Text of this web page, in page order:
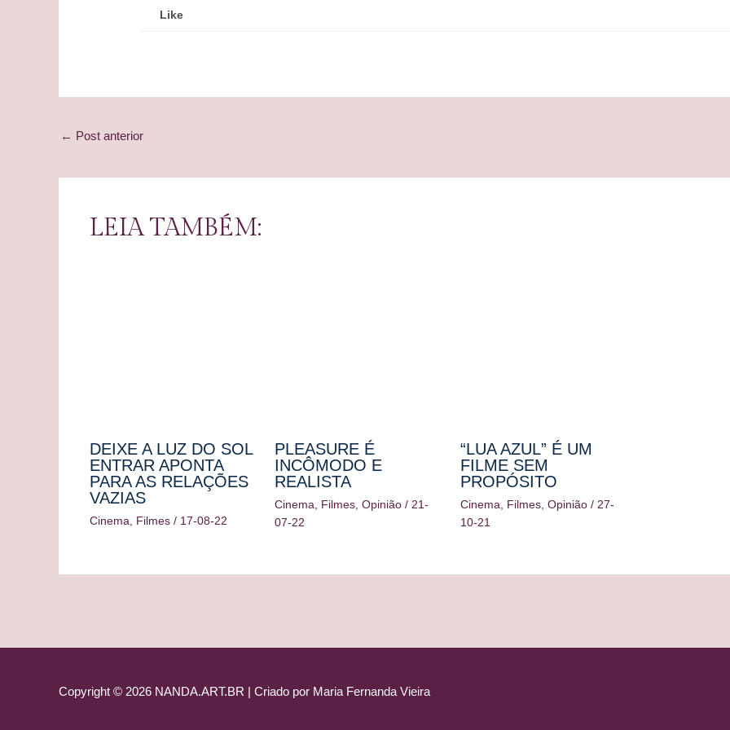
Like
Post
← Post anterior
LEIA TAMBÉM:
DEIXE A LUZ DO SOL
ENTRAR APONTA
PARA AS RELAÇÕES
VAZIAS
Cinema Filmes/ 17-08-22
PLEASURE É
INCÔMODO E
REALISTA
Cinema Filmes Opinião / 21-
07-22
“LUA AZUL” É UM
FILME SEM
PROPÓSITO
Cinema Filmes, Opinião/ 27-
10-21
Copyright © 2026 NANDA.ART.BR | Criado por Maria Fernanda Vieira